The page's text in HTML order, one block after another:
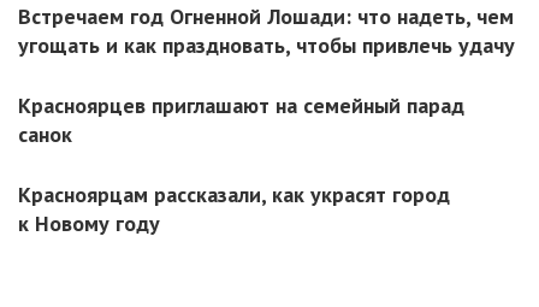
Встречаем год Огненной Лошади: что надеть, чем
угощать и как праздновать, чтобы привлечь удачу
Красноярцев приглашают на семейный парад
санок
Красноярцам рассказали, как украсят город
к Новому году